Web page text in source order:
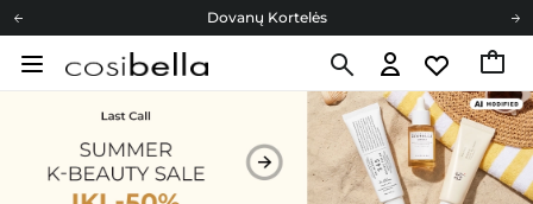
Dovanų Kortelės
Cosibella lojalumo programa
Dovanų Kortelės